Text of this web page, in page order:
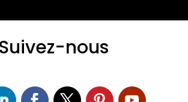
Suivez-nous